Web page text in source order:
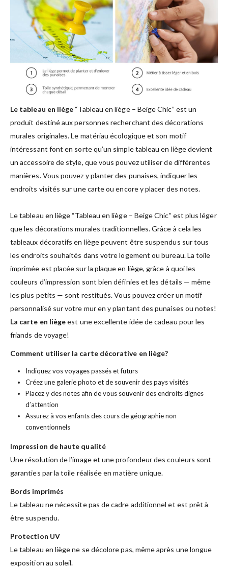
Le tableau en liège “Tableau en liège – Beige Chic” est un
produit destiné aux personnes recherchant des décorations
murales originales. Le matériau écologique et son motif
intéressant font en sorte qu’un simple tableau en liège devient
un accessoire de style, que vous pouvez utiliser de différentes
manières. Vous pouvez y planter des punaises, indiquer les
endroits visités sur une carte ou encore y placer des notes.
Le tableau en liège “Tableau en liège – Beige Chic” est plus léger
que les décorations murales traditionnelles. Grâce à cela les
tableaux décoratifs en liège peuvent être suspendus sur tous
les endroits souhaités dans votre logement ou bureau. La toile
imprimée est placée sur la plaque en liège, grâce à quoi les
couleurs d’impression sont bien définies et les détails — même
les plus petits — sont restitués. Vous pouvez créer un motif
personnalisé sur votre mur en y plantant des punaises ou notes!
La carte en liègeest une excellente idée de cadeau pour les
friands de voyage!
Comment utiliser la carte décorative en liège?
Indiquez vos voyages passés et futurs
Créez une galerie photo et de souvenir des pays visités
Placez y des notes afin de vous souvenir des endroits dignes
d’attention
Assurez à vos enfants des cours de géographie non
conventionnels
Impression de haute qualité
Une résolution de l’image et une profondeur des couleurs sont
garanties par la toile réalisée en matière unique.
Bords imprimés
Le tableau ne nécessite pas de cadre additionnel et est prêt à
être suspendu.
Protection UV
Le tableau en liège ne se décolore pas, même après une longue
exposition au soleil.